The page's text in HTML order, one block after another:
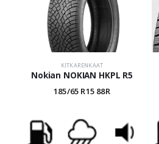
KITKARENKAAT
Nokian NOKIAN HKPL R5
185/65 R15 88R